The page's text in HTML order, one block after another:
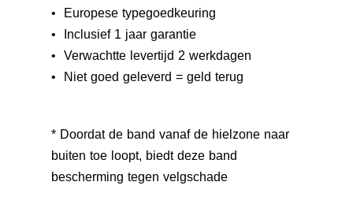
• Europese typegoedkeuring
• Inclusief 1 jaar garantie
• Verwachtte levertijd 2 werkdagen
• Niet goed geleverd = geld terug
* Doordat de band vanaf de hielzone naar
buiten toe loopt, biedt deze band
bescherming tegen velgschade